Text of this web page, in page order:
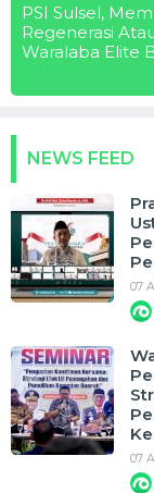
PSI Sulsel,
Regenerasi
Waralaba Elite
NEWS FEED
07
07